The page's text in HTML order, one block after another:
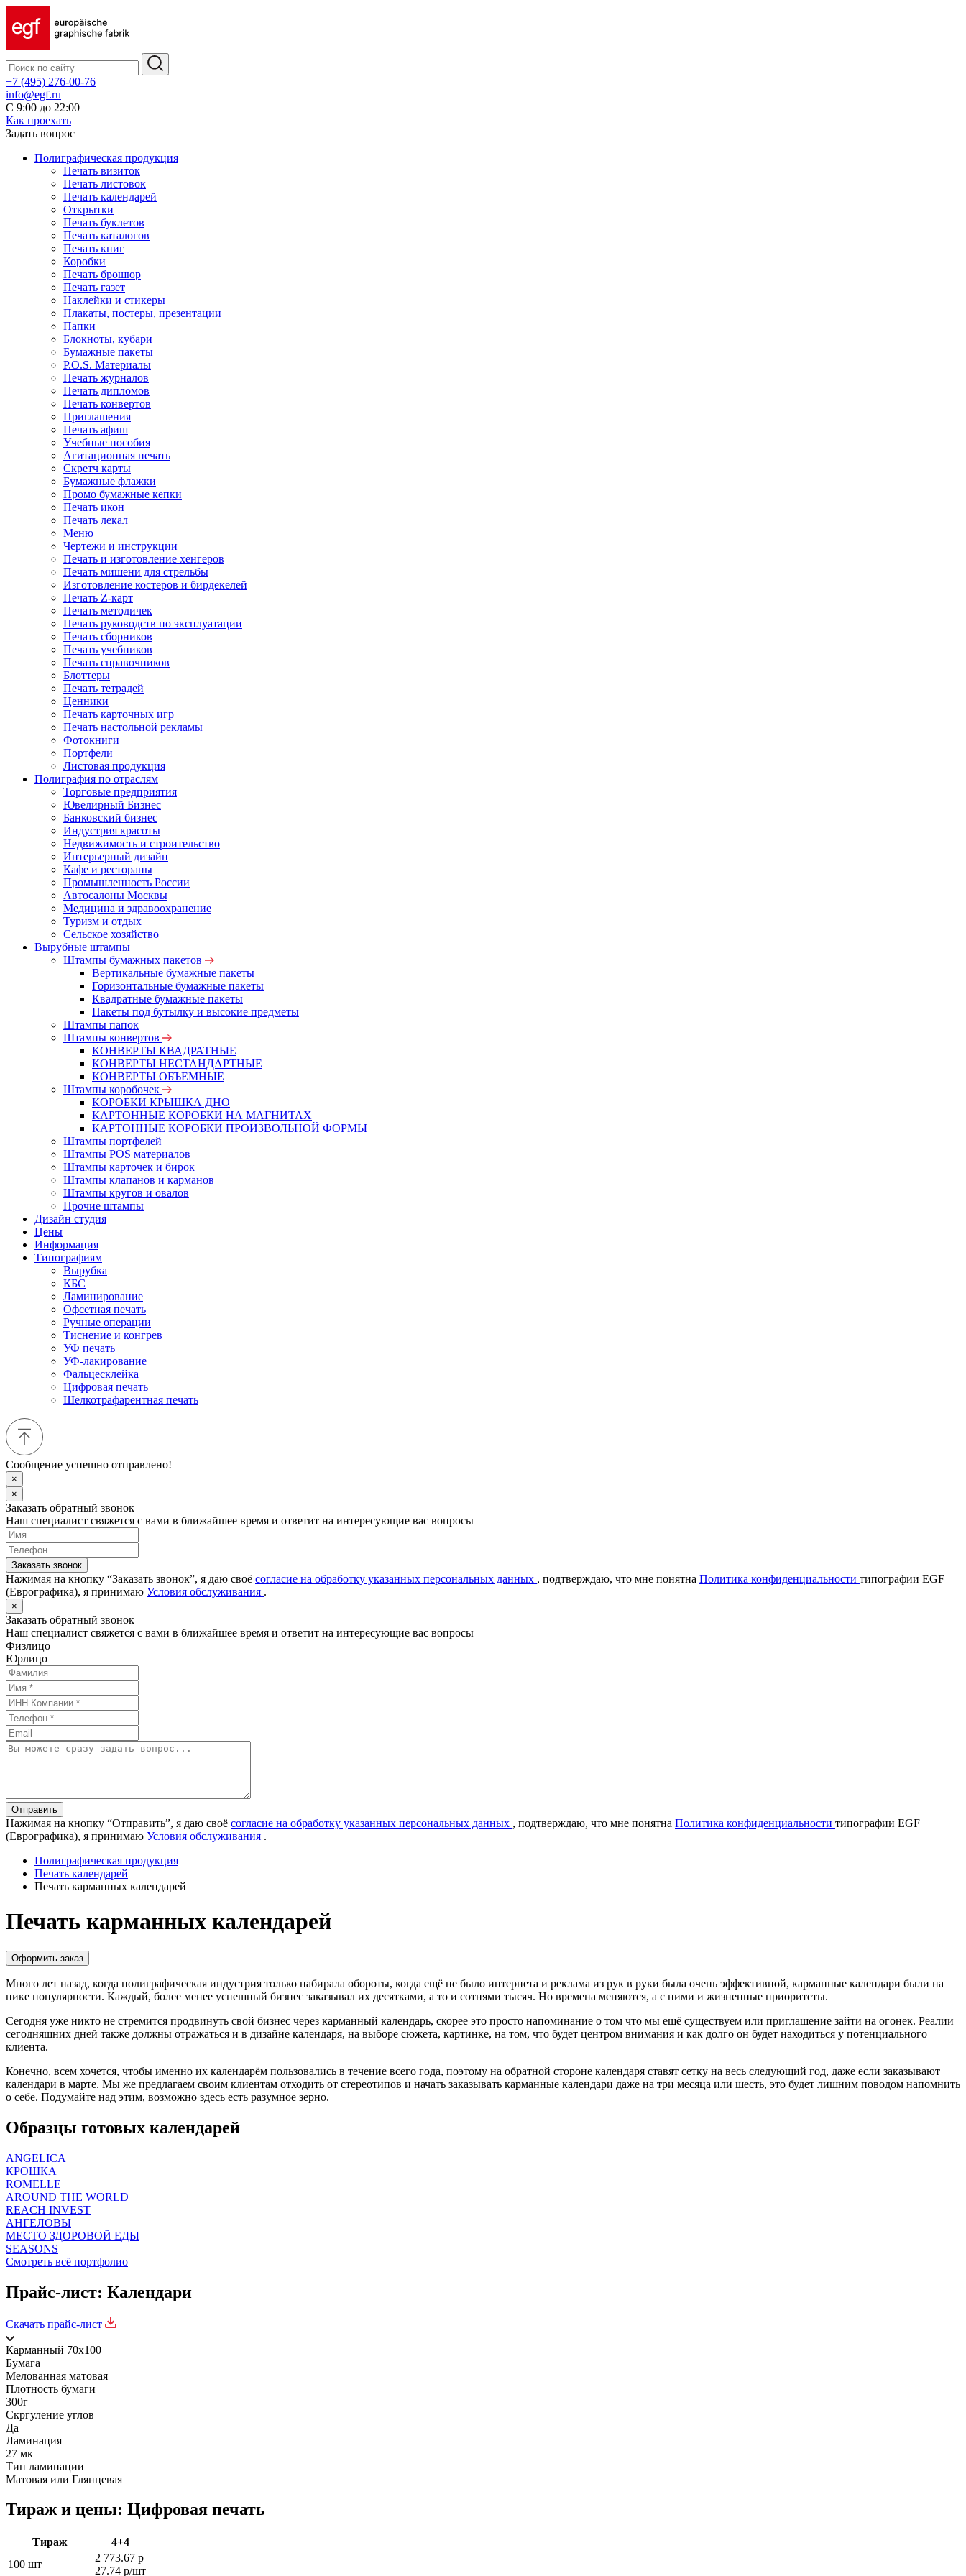
+7 (495) 276-00-76
info@egf.ru
С 9:00 до 22:00
Как проехать
Задать вопрос
Полиграфическая продукция
Печать визиток
Печать листовок
Печать календарей
Открытки
Печать буклетов
Печать каталогов
Печать книг
Коробки
Печать брошюр
Печать газет
Наклейки и стикеры
Плакаты, постеры, презентации
Папки
Блокноты, кубари
Бумажные пакеты
P.O.S. Материалы
Печать журналов
Печать дипломов
Печать конвертов
Приглашения
Печать афиш
Учебные пособия
Агитационная печать
Скретч карты
Бумажные флажки
Промо бумажные кепки
Печать икон
Печать лекал
Меню
Чертежи и инструкции
Печать и изготовление хенгеров
Печать мишени для стрельбы
Изготовление костеров и бирдекелей
Печать Z-карт
Печать методичек
Печать руководств по эксплуатации
Печать сборников
Печать учебников
Печать справочников
Блоттеры
Печать тетрадей
Ценники
Печать карточных игр
Печать настольной рекламы
Фотокниги
Портфели
Листовая продукция
Полиграфия по отраслям
Торговые предприятия
Ювелирный Бизнес
Банковский бизнес
Индустрия красоты
Недвижимость и строительство
Интерьерный дизайн
Кафе и рестораны
Промышленность России
Автосалоны Москвы
Медицина и здравоохранение
Туризм и отдых
Сельское хозяйство
Вырубные штампы
Штампы бумажных пакетов
Вертикальные бумажные пакеты
Горизонтальные бумажные пакеты
Квадратные бумажные пакеты
Пакеты под бутылку и высокие предметы
Штампы папок
Штампы конвертов
КОНВЕРТЫ КВАДРАТНЫЕ
КОНВЕРТЫ НЕСТАНДАРТНЫЕ
КОНВЕРТЫ ОБЪЕМНЫЕ
Штампы коробочек
КОРОБКИ КРЫШКА ДНО
КАРТОННЫЕ КОРОБКИ НА МАГНИТАХ
КАРТОННЫЕ КОРОБКИ ПРОИЗВОЛЬНОЙ ФОРМЫ
Штампы портфелей
Штампы POS материалов
Штампы карточек и бирок
Штампы клапанов и карманов
Штампы кругов и овалов
Прочие штампы
Дизайн студия
Цены
Информация
Типографиям
Вырубка
КБС
Ламинирование
Офсетная печать
Ручные операции
Тиснение и конгрев
УФ печать
УФ-лакирование
Фальцесклейка
Цифровая печать
Шелкотрафарентная печать
Сообщение успешно отправлено!
×
×
Заказать обратный звонок
Наш специалист свяжется с вами в ближайшее время и ответит на интересующие вас вопросы
Заказать звонок
Нажимая на кнопку “Заказать звонок”, я даю своё согласие на обработку указанных персональных данных , подтверждаю, что мне понятна Политика конфиденциальности типографии EGF
(Еврографика), я принимаю Условия обслуживания .
×
Заказать обратный звонок
Наш специалист свяжется с вами в ближайшее время и ответит на интересующие вас вопросы
Физлицо
Юрлицо
Отправить
Нажимая на кнопку “Отправить”, я даю своё согласие на обработку указанных персональных данных , подтверждаю, что мне понятна Политика конфиденциальности типографии EGF
(Еврографика), я принимаю Условия обслуживания .
Полиграфическая продукция
Печать календарей
Печать карманных календарей
Печать карманных календарей
Оформить заказ
Много лет назад, когда полиграфическая индустрия только набирала обороты, когда ещё не было интернета и реклама из рук в руки была очень эффективной, карманные календари были на
пике популярности. Каждый, более менее успешный бизнес заказывал их десятками, а то и сотнями тысяч. Но времена меняются, а с ними и жизненные приоритеты.
Сегодня уже никто не стремится продвинуть свой бизнес через карманный календарь, скорее это просто напоминание о том что мы ещё существуем или приглашение зайти на огонек. Реалии
сегодняшних дней также должны отражаться и в дизайне календаря, на выборе сюжета, картинке, на том, что будет центром внимания и как долго он будет находиться у потенциального
клиента.
Конечно, всем хочется, чтобы именно их календарём пользовались в течение всего года, поэтому на обратной стороне календаря ставят сетку на весь следующий год, даже если заказывают
календари в марте. Мы же предлагаем своим клиентам отходить от стереотипов и начать заказывать карманные календари даже на три месяца или шесть, это будет лишним поводом напомнить
о себе. Подумайте над этим, возможно здесь есть разумное зерно.
Образцы готовых календарей
ANGELICA
КРОШКА
ROMELLE
AROUND THE WORLD
REACH INVEST
АНГЕЛОВЫ
МЕСТО ЗДОРОВОЙ ЕДЫ
SEASONS
Смотреть всё портфолио
Прайс-лист: Календари
Скачать прайс-лист
Карманный 70x100
Бумага
Мелованная матовая
Плотность бумаги
300г
Скргуление углов
Да
Ламинация
27 мк
Тип ламинации
Матовая или Глянцевая
Тираж и цены: Цифровая печать
Тираж
4+4
100 шт
2 773.67 р
27.74 р/шт